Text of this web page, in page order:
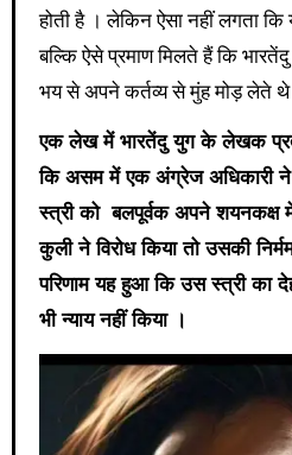
होती है । लेकिन ऐसा नहीं लगता कि
बल्कि ऐसे प्रमाण मिलते हैं कि
भय से अपने कर्तव्य से मुंह मोड़ लेते
एक लेख में भारतेंदु युग के लेखक
कि असम में एक अंग्रेज अधिकारी
स्त्री को बलपूर्वक अपने शयनकक्ष
कुली ने विरोध किया तो उसकी
परिणाम यह हुआ कि उस स्त्री का
भी न्याय नहीं किया ।